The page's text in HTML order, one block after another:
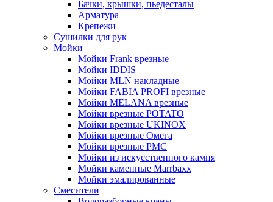
Бачки, крышки, пьедесталы
Арматура
Крепежи
Сушилки для рук
Мойки
Мойки Frank врезные
Мойки IDDIS
Мойки MLN накладные
Мойки FABIA PROFI врезные
Мойки MELANA врезные
Мойки врезные POTATO
Мойки врезные UKINOX
Мойки врезные Омега
Мойки врезные РМС
Мойки из искусственного камня
Мойки каменные Marrbaxx
Мойки эмалированные
Смесители